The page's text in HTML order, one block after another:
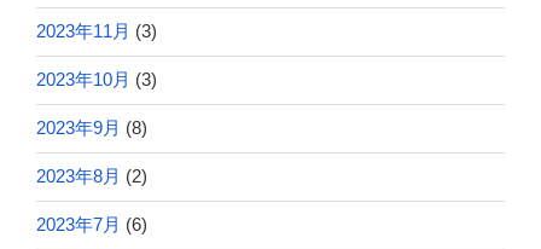
2023年11月 (3)
2023年10月 (3)
2023年9月 (8)
2023年8月 (2)
2023年7月 (6)